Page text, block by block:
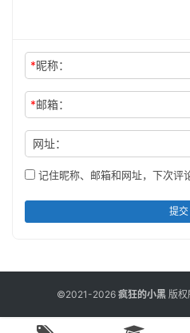
*昵称：
*邮箱：
网址：
记住昵称、邮箱和网址，下次评
提交
©2021-2026 疯狂的小黑 版权